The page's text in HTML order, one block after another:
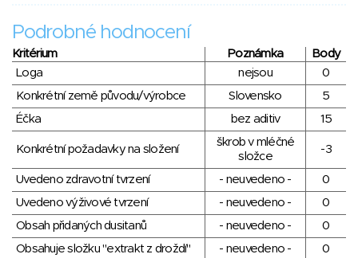
Podrobné hodnocení
Kritérium Poznámka
Body
Loga
nejsou
0
Konkrétní země původu/výrobce
Slovensko
5
Éčka
bez aditiv 15
Konkrétní požadavky na složení
škrob v mléčné
složce
-3
Uvedeno zdravotní tvrzení - neuvedeno -
0
Uvedeno výživové tvrzení
- neuvedeno -
0
Obsah přidaných dusitanů
- neuvedeno -
0
Obsahuje složku "extrakt z droždí"
- neuvedeno -
0